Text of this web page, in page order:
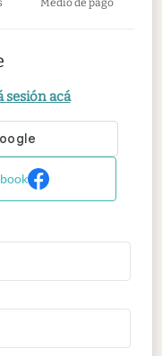
Medio de pago
sesión acá